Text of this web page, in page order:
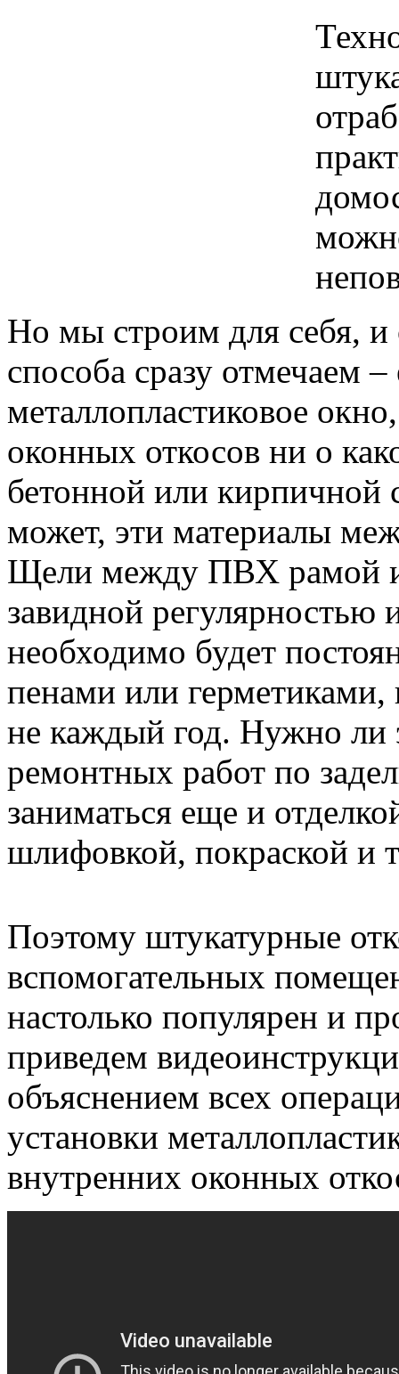
Но мы строим для себя, и
способа сразу отмечаем
металлопластиковое
оконных откосов ни о
бетонной или кирпичной
может, эти материалы
Щели между ПВХ рамой и
завидной регулярностью
необходимо будет
пенами или герметиками,
не каждый год. Нужно ли
ремонтных работ по
заниматься еще и
шлифовкой, покраской и
Поэтому штукатурные
вспомогательных
настолько популярен и
приведем
объяснением всех
установки
внутренних оконных